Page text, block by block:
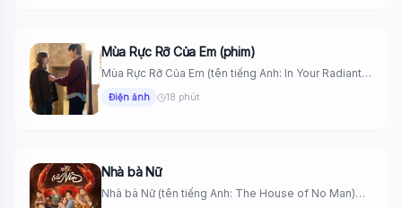
Mùa Rực Rỡ Của Em (phim)
Mùa Rực Rỡ Của Em (tên tiếng Anh: In Your Radiant
Điện ảnh 18 phút
Nhà bà Nữ
Nhà bà Nữ (tên tiếng Anh: The House of No Man)